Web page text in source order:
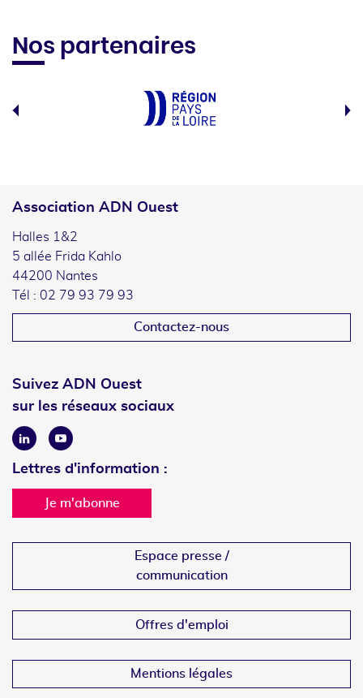
Nos partenaires
Association ADN Ouest
Halles 1&2
5 allée Frida Kahlo
44200 Nantes
Tél : 02 79 93 79 93
Contactez-nous
Suivez ADN Ouest
sur les réseaux sociaux
LinkedinYoutube
Lettres d'information :
Je m'abonne
Espace presse /
communication
Offres d'emploi
Mentions légales